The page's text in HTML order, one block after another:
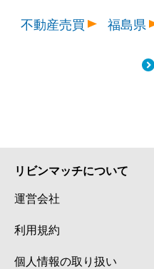
不動産売買
福島県
リビンマッチについて
運営会社
利用規約
個人情報の取り扱い